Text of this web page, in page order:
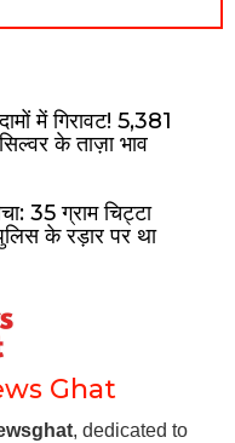
में गिरावट! 5,381
के ताज़ा भाव
35 ग्राम चिट्टा
के रड़ार पर था
Ghat
, dedicated to